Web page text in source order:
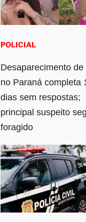
POLICIAL
Desaparecimento de
no Paraná completa
dias sem respostas;
principal suspeito
foragido